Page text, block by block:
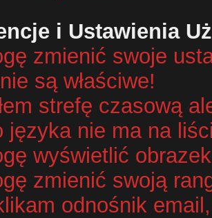
i Ustawienia
zmienić swoje
są właściwe!
strefę czasową
języka nie ma na
wyświetlić
zmienić swoją
odnośnik